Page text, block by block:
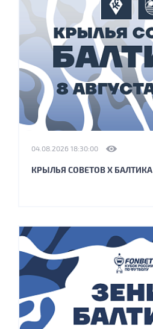
04.08.2026 18:30:00
КРЫЛЬЯ СОВЕТОВ X БАЛТИКА